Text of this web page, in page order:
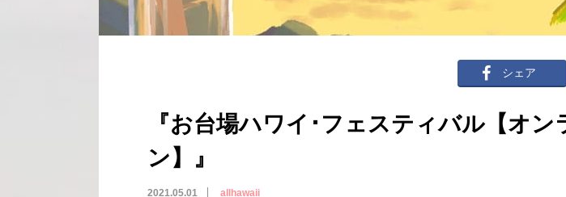
シェア
『お台場ハワイ･フェスティバル【オン
ン】』
2021.05.01 allhawaii